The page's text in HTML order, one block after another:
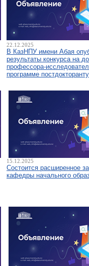
22.12.2025
В КазНПУ имени Абая
результаты конкурса на
профессора-
программе
15.12.2025
Состоится расширенное
кафедры начального